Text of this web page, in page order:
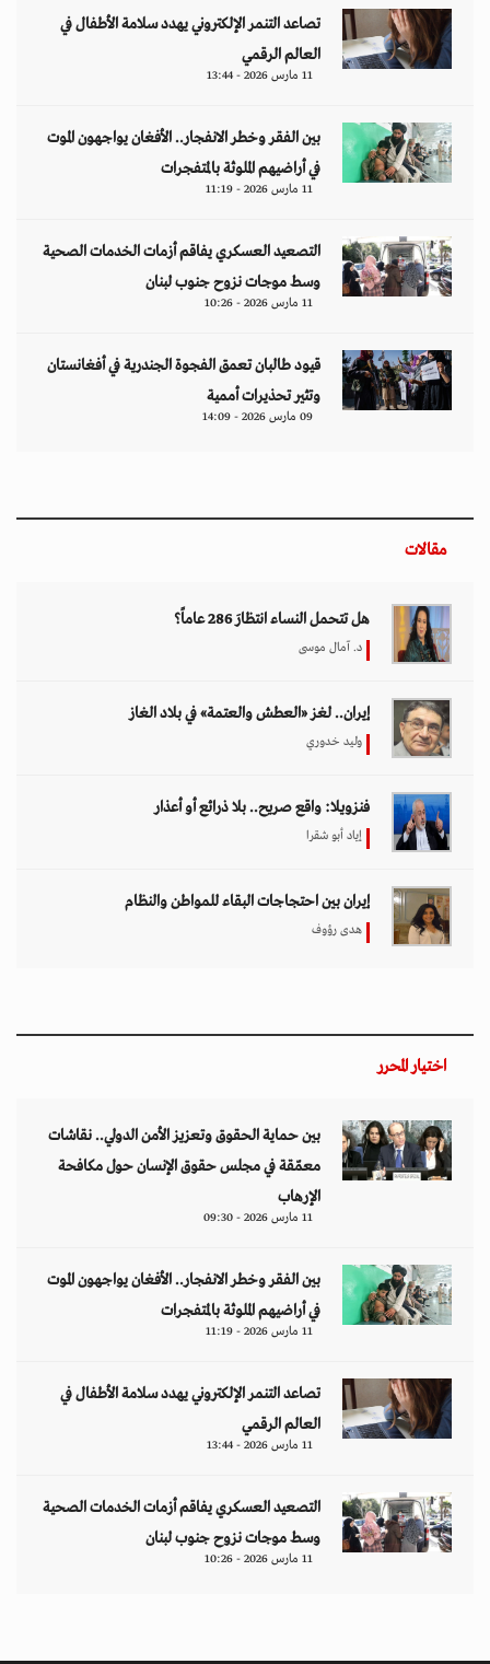
تصاعد التنمر الإلكتروني يهدد سلامة الأطفال في
العالم الرقمي
11 مارس 2026 - 13:44
بين الفقر وخطر الانفجار.. الأفغان يواجهون الموت
في أراضيهم الملوثة بالمتفجرات
11 مارس 2026 - 11:19
التصعيد العسكري يفاقم أزمات الخدمات الصحية
وسط موجات نزوح جنوب لبنان
11 مارس 2026 - 10:26
قيود طالبان تعمق الفجوة الجندرية في أفغانستان
وتثير تحذيرات أممية
09 مارس 2026 - 14:09
مقالات
هل تتحمل النساء انتظارَ 286 عاماً؟
د. آمال موسى
إيران.. لغز «العطش والعتمة» في بلاد الغاز
وليد خدوري
فنزويلا: واقع صريح.. بلا ذرائع أو أعذار
إياد أبو شقرا
إيران بين احتجاجات البقاء للمواطن والنظام
هدى رؤوف
اختيار المحرر
بين حماية الحقوق وتعزيز الأمن الدولي.. نقاشات
معمّقة في مجلس حقوق الإنسان حول مكافحة
الإرهاب
11 مارس 2026 - 09:30
بين الفقر وخطر الانفجار.. الأفغان يواجهون الموت
في أراضيهم الملوثة بالمتفجرات
11 مارس 2026 - 11:19
تصاعد التنمر الإلكتروني يهدد سلامة الأطفال في
العالم الرقمي
11 مارس 2026 - 13:44
التصعيد العسكري يفاقم أزمات الخدمات الصحية
وسط موجات نزوح جنوب لبنان
11 مارس 2026 - 10:26